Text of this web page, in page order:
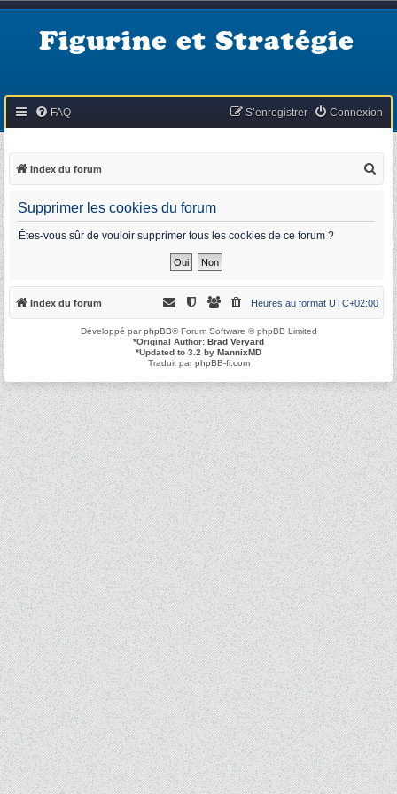
Figurine et Stratégie
FAQ Connexion
S’enregistrer
Index du forum
h
Supprimer les cookies du forum
Êtes-vous sûr de vouloir supprimer tous les cookies de ce forum ?
Index du forum Heures au format UTC+02:00
Développé parphpBB® Forum Software © phpBB Limited
*Original Author: Brad Veryard
*Updated to 3.2 by MannixMD
Traduit parphpBB-fr.com